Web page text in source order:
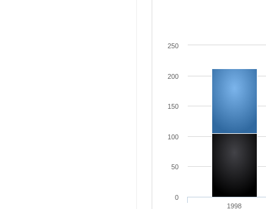
1998
0
50
100
150
200
250